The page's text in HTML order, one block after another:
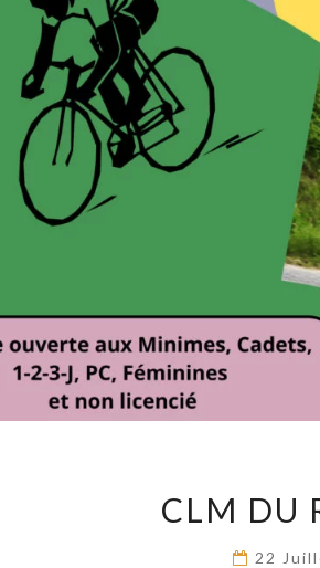
CLM DU
22